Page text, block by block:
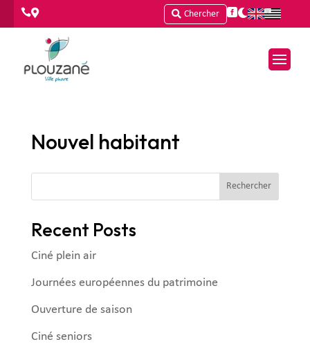
 Chercher  
Nouvel habitant
Rechercher
Recent Posts
Ciné plein air
Journées européennes du patrimoine
Ouverture de saison
Ciné seniors